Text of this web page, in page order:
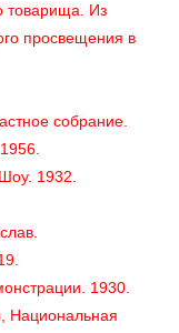
товарища. Из
просвещения в
собрание.
1932.
1930.
Национальная